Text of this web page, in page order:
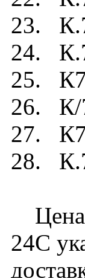
23.
24.
25.
26. К/
27.
28.
Цена
24C